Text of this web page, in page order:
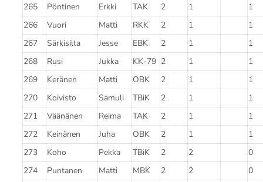
265 Pöntinen Erkki TAK 2 1
1
266
Vuori Matti RKK 2 1
1
267
Särkisilta Jesse EBK 2 1
1
268
Rusi Jukka KK-79 2 1
1
269
Keränen Matti OBK 2 1
1
270
Koivisto Samuli TBiK 2 1
1
271
Väänänen Reima TAK 2 1
1
272
Keinänen Juha OBK 2 1
1
273
Koho Pekka TBiK 2 2
0
274
Puntanen Matti MBK 2 2
0